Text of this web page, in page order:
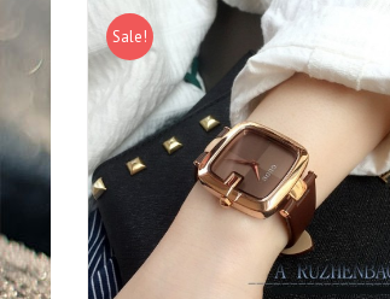
Sale!